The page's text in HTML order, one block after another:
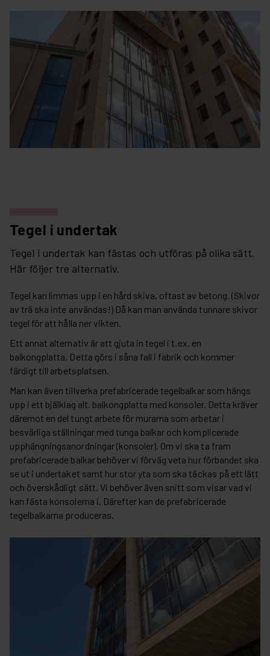
Tegel i undertak
Tegel i undertak kan fästas och utföras på olika sätt.
Här följer tre alternativ.
Tegel kan limmas upp i en hård skiva, oftast av betong. (Skivor
av trä ska inte användas!) Då kan man använda tunnare skivor
tegel för att hålla ner vikten.
Ett annat alternativ är att gjuta in tegel i t.ex. en
balkongplatta. Detta görs i såna fall i fabrik och kommer
färdigt till arbetsplatsen.
Man kan även tillverka prefabricerade tegelbalkar som hängs
upp i ett bjälklag alt. balkongplatta med konsoler. Detta kräver
däremot en del tungt arbete för murarna som arbetar i
besvärliga ställningar med tunga balkar och komplicerade
upphängningsanordningar (konsoler). Om vi ska ta fram
prefabricerade balkar behöver vi förväg veta hur förbandet ska
se ut i undertaket samt hur stor yta som ska täckas på ett lätt
och överskådligt sätt. Vi behöver även snitt som visar vad vi
kan fästa konsolerna i. Därefter kan de prefabricerade
tegelbalkarna produceras.